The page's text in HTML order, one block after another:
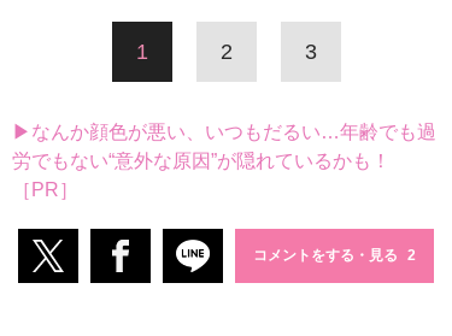
1 2 3
▶なんか顔色が悪い、いつもだるい…年齢でも過
労でもない“意外な原因”が隠れているかも！
［PR］
コメントをする・見る